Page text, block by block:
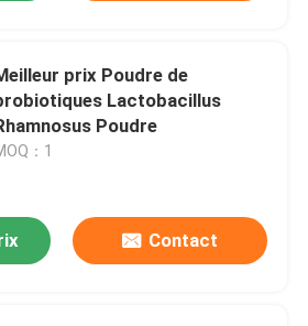
prix Poudre de
Lactobacillus
Poudre
：1
Contact